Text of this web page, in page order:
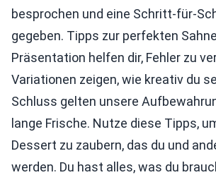
besprochen und eine Schritt-für-
gegeben. Tipps zur perfekten
Präsentation helfen dir, Fehler zu
Variationen zeigen, wie kreativ du
Schluss gelten unsere
lange Frische. Nutze diese Tipps,
Dessert zu zaubern, das du und
werden. Du hast alles, was du